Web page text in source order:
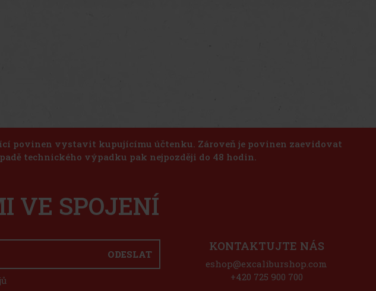
povinen vystavit kupujícímu účtenku. Zároveň je povinen zaevidovat
technického výpadku pak nejpozději do 48 hodin.
VE SPOJENÍ
ODESLAT
KONTAKTUJTE NÁS
eshop@excaliburshop.com
+420 725 900 700